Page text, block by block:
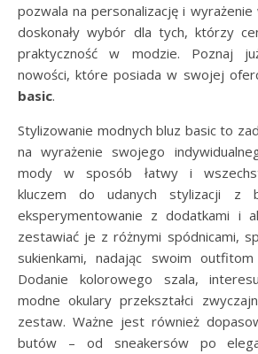
pozwala na personalizację i wyrażenie
doskonały wybór dla tych, którzy
praktyczność w modzie. Poznaj
nowości, które posiada w swojej
basic.
Stylizowanie modnych bluz basic to
na wyrażenie swojego
mody w sposób łatwy i
kluczem do udanych stylizacji z
eksperymentowanie z dodatkami i
zestawiać je z różnymi spódnicami,
sukienkami, nadając swoim outfitom
Dodanie kolorowego szala,
modne okulary przekształci
zestaw. Ważne jest również
butów – od sneakersów po